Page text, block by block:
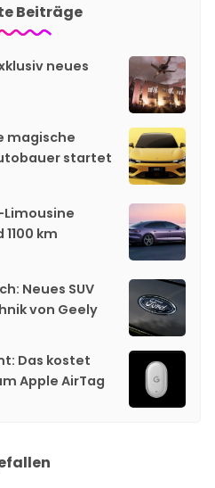
Beiträge
neues
magische
startet
Limousine
km
Neues SUV
von Geely
Das kostet
Apple AirTag